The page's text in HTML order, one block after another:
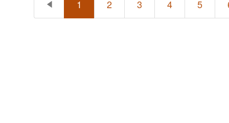
1 2 3 4 5